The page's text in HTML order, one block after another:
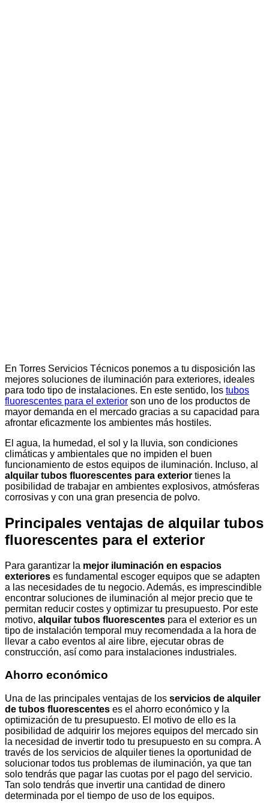
En Torres Servicios Técnicos ponemos a tu disposición las
mejores soluciones de iluminación para exteriores, ideales
para todo tipo de instalaciones. En este sentido, los tubos
fluorescentes para el exterior son uno de los productos de
mayor demanda en el mercado gracias a su capacidad para
afrontar eficazmente los ambientes más hostiles.
El agua, la humedad, el sol y la lluvia, son condiciones
climáticas y ambientales que no impiden el buen
funcionamiento de estos equipos de iluminación. Incluso, al
alquilar tubos fluorescentes para exterior tienes la
posibilidad de trabajar en ambientes explosivos, atmósferas
corrosivas y con una gran presencia de polvo.
Principales ventajas de alquilar tubos
fluorescentes para el exterior
Para garantizar la mejor iluminación en espacios
exteriores es fundamental escoger equipos que se adapten
a las necesidades de tu negocio. Además, es imprescindible
encontrar soluciones de iluminación al mejor precio que te
permitan reducir costes y optimizar tu presupuesto. Por este
motivo, alquilar tubos fluorescentes para el exterior es un
tipo de instalación temporal muy recomendada a la hora de
llevar a cabo eventos al aire libre, ejecutar obras de
construcción, así como para instalaciones industriales.
Ahorro económico
Una de las principales ventajas de los servicios de alquiler
de tubos fluorescentes es el ahorro económico y la
optimización de tu presupuesto. El motivo de ello es la
posibilidad de adquirir los mejores equipos del mercado sin
la necesidad de invertir todo tu presupuesto en su compra. A
través de los servicios de alquiler tienes la oportunidad de
solucionar todos tus problemas de iluminación, ya que tan
solo tendrás que pagar las cuotas por el pago del servicio.
Tan solo tendrás que invertir una cantidad de dinero
determinada por el tiempo de uso de los equipos.